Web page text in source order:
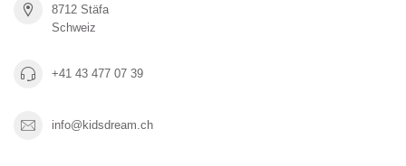
8712 Stäfa
Schweiz
+41 43 477 07 39
info@kidsdream.ch